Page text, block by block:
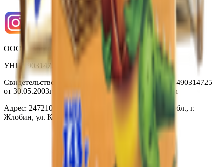
ООО «Торговая сеть «Продмир»
УНП 490314725
Свидетельство о государственной регистрации № 490314725
от 30.05.2003г выдано Гомельским облисполкомом
Адрес: 247210, Республика Беларусь, Гомельская обл., г.
Жлобин, ул. Козлова 2-А